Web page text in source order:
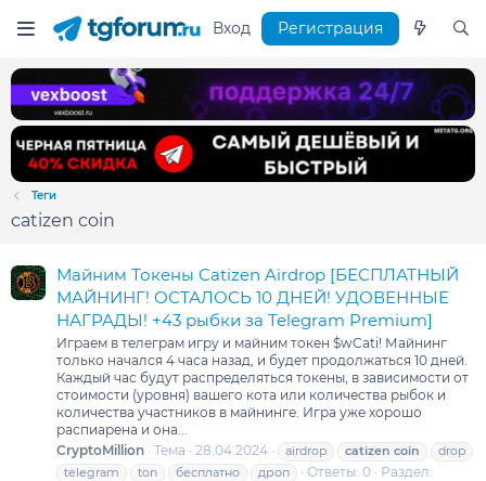
Вход Регистрация
Теги
catizen coin
Майним Токены Catizen Airdrop [БЕСПЛАТНЫЙ
МАЙНИНГ! ОСТАЛОСЬ 10 ДНЕЙ! УДОВЕННЫЕ
НАГРАДЫ! +43 рыбки за Telegram Premium]
Играем в телеграм игру и майним токен $wCati! Майнинг
только начался 4 часа назад, и будет продолжаться 10 дней.
Каждый час будут распределяться токены, в зависимости от
стоимости (уровня) вашего кота или количества рыбок и
количества участников в майнинге. Игра уже хорошо
распиарена и она...
CryptoMillion Тема 28.04.2024 airdrop catizen coin
drop
telegram
ton бесплатно дроп Ответы: 0
Раздел: